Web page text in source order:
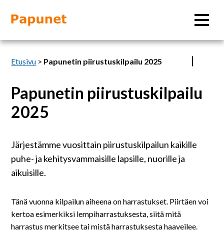
Tietoa
Kuvatyökalut
På svenska
Etusivu > Papunetin piirustuskilpailu 2025
Papunetin piirustuskilpailu
2025
Järjestämme vuosittain piirustuskilpailun kaikille
puhe- ja kehitysvammaisille lapsille, nuorille ja
aikuisille.
Tänä vuonna kilpailun aiheena on harrastukset. Piirtäen voi
kertoa esimerkiksi lempiharrastuksesta, siitä mitä
harrastus merkitsee tai mistä harrastuksesta haaveilee.